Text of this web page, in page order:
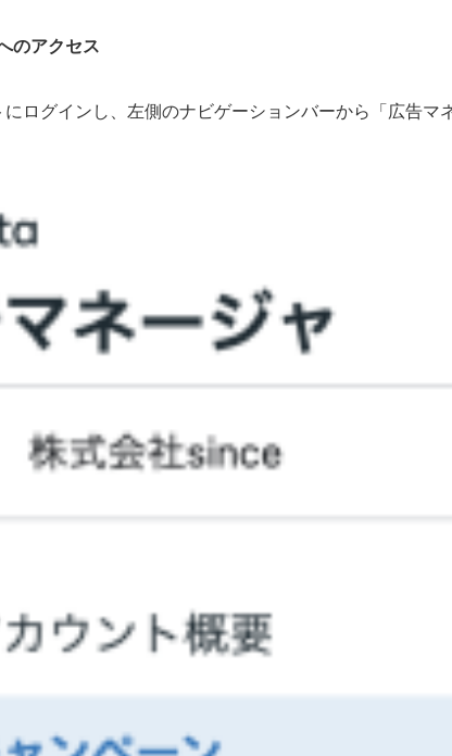
のアクセス
にログインし、左側のナビゲーションバーから「広告マ